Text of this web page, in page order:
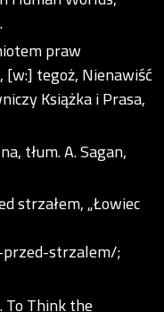
praw
[w:] tegoż, Nienawiść
Książka i Prasa,
tłum. A. Sagan,
strzałem, „Łowiec
strzalem/;
To Think the